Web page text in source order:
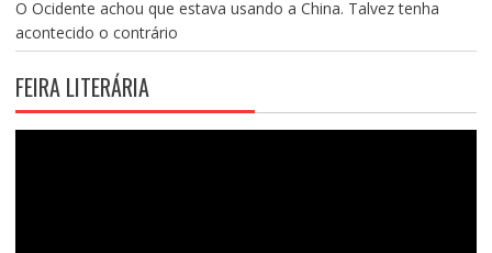
O Ocidente achou que estava usando a China. Talvez tenha
acontecido o contrário
FEIRA LITERÁRIA